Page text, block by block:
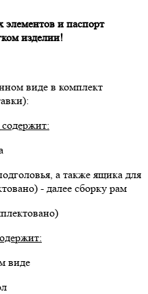
и паспорт
изделии!
виде в комплект
содержит:
а также ящика для
- далее сборку рам
виде